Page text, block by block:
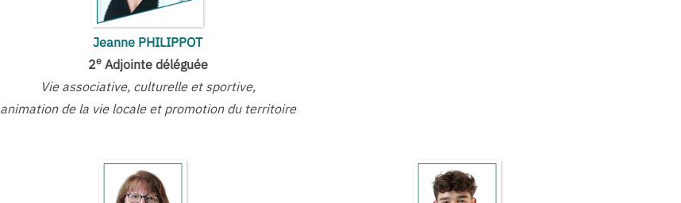
Jeanne PHILIPPOT
2eAdjointe déléguée
Vie associative, culturelle et sportive,
animation de la vie locale et promotion du territoire